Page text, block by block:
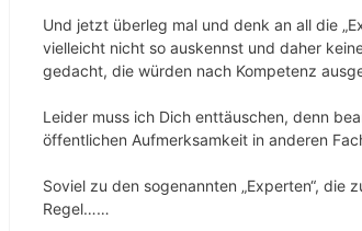
Und jetzt überleg mal und denk an all die
vielleicht nicht so auskennst und daher
gedacht, die würden nach Kompetenz
Leider muss ich Dich enttäuschen, denn
öffentlichen Aufmerksamkeit in anderen
Soviel zu den sogenannten „Experten“,
Regel……